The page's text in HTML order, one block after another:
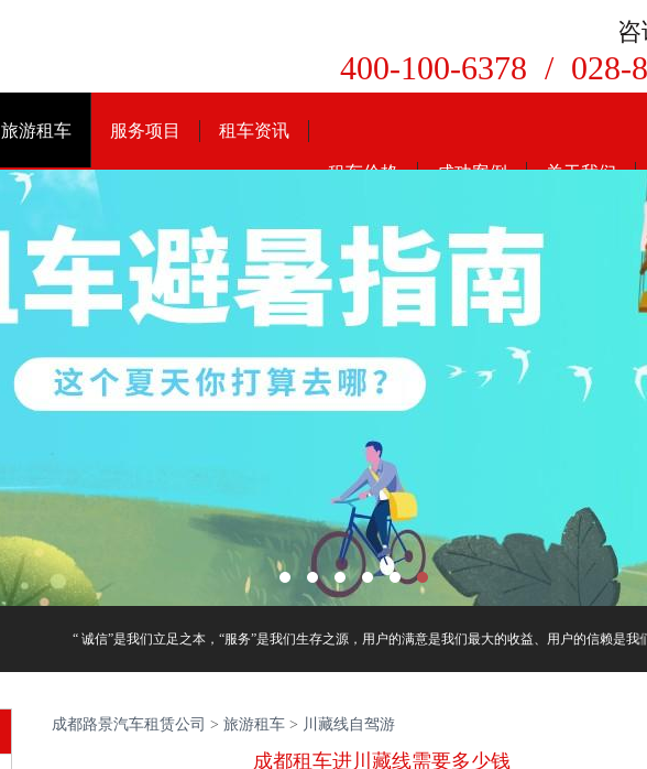
400-100-6378 / 028-
旅游租车 服务项目 租车资讯
租车价格 成功案例 关于我们
“ 诚信”是我们立足之本，“服务”是我们生存之源，用户的满意是我们最大的收益、用户的信赖是我们最
成都路景汽车租赁公司 > 旅游租车 > 川藏线自驾游
成都租车进川藏线需要多少钱